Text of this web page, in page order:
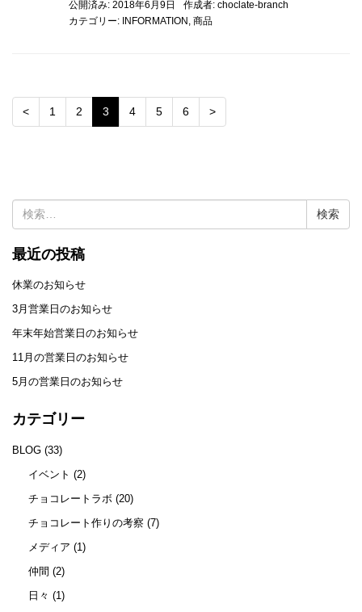
公開済み: 2018年6月9日 作成者: choclate-branch
カテゴリー: INFORMATION 商品
< 1 2 3 4 5 6 >
索:
最近の投稿
休業のお知らせ
3月営業日のお知らせ
年末年始営業日のお知らせ
11月の営業日のお知らせ
5月の営業日のお知らせ
カテゴリー
BLOG (33)
イベント (2)
チョコレートラボ (20)
チョコレート作りの考察 (7)
メディア (1)
仲間 (2)
日々 (1)